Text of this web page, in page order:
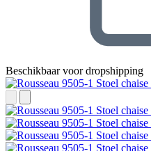
Beschikbaar voor dropshipping